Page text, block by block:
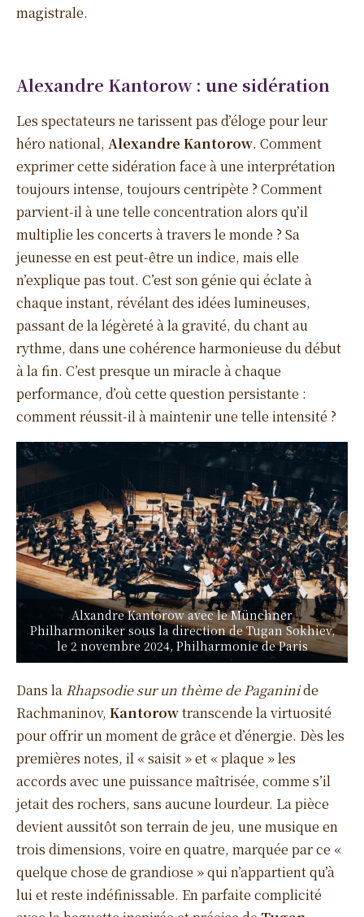
magistrale.
Alexandre Kantorow : une sidération
Les spectateurs ne tarissent pas d’éloge pour leur
héro national, Alexandre Kantorow. Comment
exprimer cette sidération face à une interprétation
toujours intense, toujours centripète ? Comment
parvient-il à une telle concentration alors qu’il
multiplie les concerts à travers le monde ? Sa
jeunesse en est peut-être un indice, mais elle
n’explique pas tout. C’est son génie qui éclate à
chaque instant, révélant des idées lumineuses,
passant de la légèreté à la gravité, du chant au
rythme, dans une cohérence harmonieuse du début
à la fin. C’est presque un miracle à chaque
performance, d’où cette question persistante :
comment réussit-il à maintenir une telle intensité ?
Alxandre Kantorow avec le Münchner
Philharmoniker sous la direction de Tugan Sokhiev,
le 2 novembre 2024, Philharmonie de Paris
Dans la Rhapsodie sur un thème de Paganinide
Rachmaninov, Kantorowtranscende la virtuosité
pour offrir un moment de grâce et d’énergie. Dès les
premières notes, il « saisit » et « plaque » les
accords avec une puissance maîtrisée, comme s’il
jetait des rochers, sans aucune lourdeur. La pièce
devient aussitôt son terrain de jeu, une musique en
trois dimensions, voire en quatre, marquée par ce «
quelque chose de grandiose » qui n’appartient qu’à
lui et reste indéfinissable. En parfaite complicité